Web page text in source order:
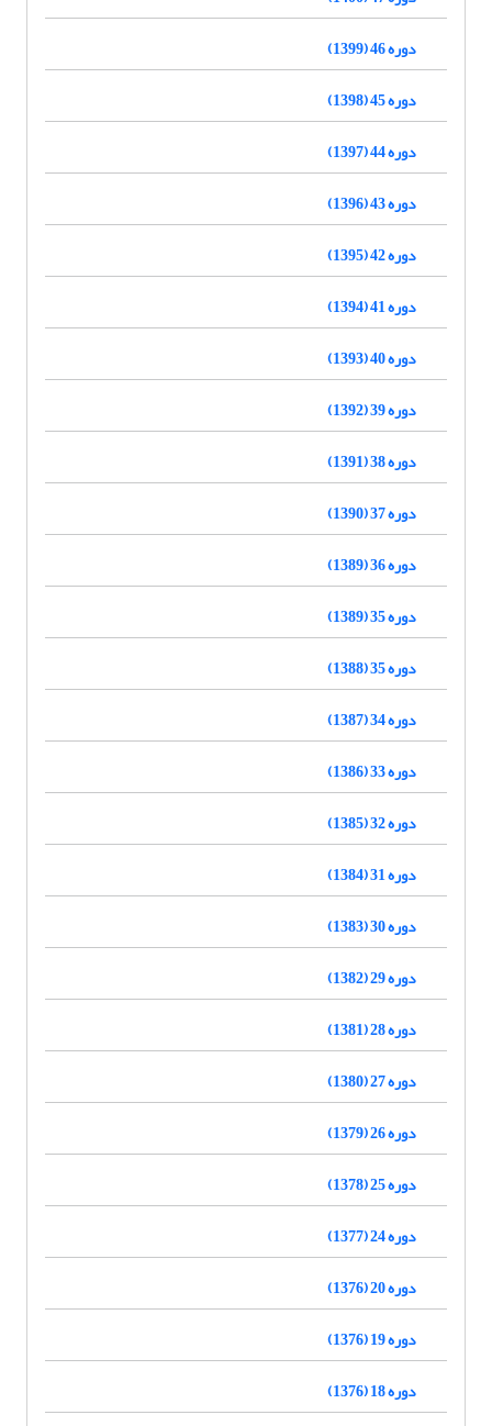
دوره 46 (1399)
دوره 45 (1398)
دوره 44 (1397)
دوره 43 (1396)
دوره 42 (1395)
دوره 41 (1394)
دوره 40 (1393)
دوره 39 (1392)
دوره 38 (1391)
دوره 37 (1390)
دوره 36 (1389)
دوره 35 (1389)
دوره 35 (1388)
دوره 34 (1387)
دوره 33 (1386)
دوره 32 (1385)
دوره 31 (1384)
دوره 30 (1383)
دوره 29 (1382)
دوره 28 (1381)
دوره 27 (1380)
دوره 26 (1379)
دوره 25 (1378)
دوره 24 (1377)
دوره 20 (1376)
دوره 19 (1376)
دوره 18 (1376)